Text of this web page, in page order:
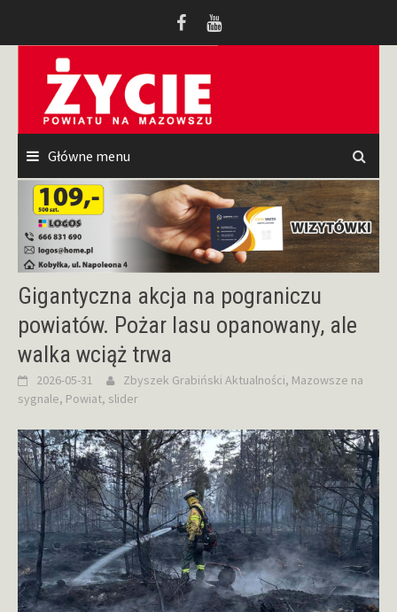
Główne menu
Gigantyczna akcja na pograniczu
powiatów. Pożar lasu opanowany, ale
walka wciąż trwa
2026-05-31 Zbyszek Grabiński Aktualności, Mazowsze na
sygnale, Powiat, slider